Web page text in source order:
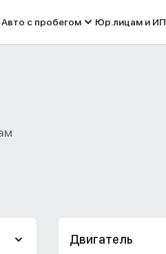
Авто с пробегом Юр.лицам и ИП
Двигатель